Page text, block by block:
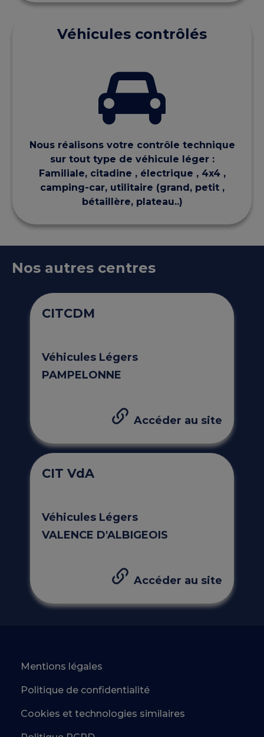
Véhicules contrôlés
Nous réalisons votre contrôle technique
sur tout type de véhicule léger :
Familiale, citadine , électrique , 4x4 ,
camping-car, utilitaire (grand, petit ,
bétaillère, plateau..)
Nos autres centres
CITCDM
Véhicules Légers
PAMPELONNE
Accéder au site
CIT VdA
Véhicules Légers
VALENCE D'ALBIGEOIS
Accéder au site
Mentions légales
Politique de confidentialité
Cookies et technologies similaires